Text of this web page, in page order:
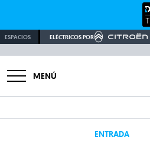
ESPACIOS ELÉCTRICOS POR
MENÚ
ENTRADA